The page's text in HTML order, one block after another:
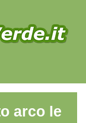
arco le